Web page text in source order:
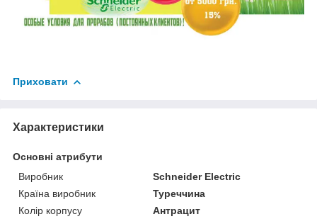
Приховати
Характеристики
Основні атрибути
Виробник
Schneider Electric
Країна виробник
Туреччина
Колір корпусу
Антрацит